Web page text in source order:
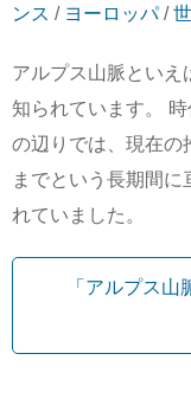
ンス / ヨーロッパ/
アルプス山脈といえ
知られています。
の辺りでは、現在の
までという長期間に
れていました。
「アルプス山